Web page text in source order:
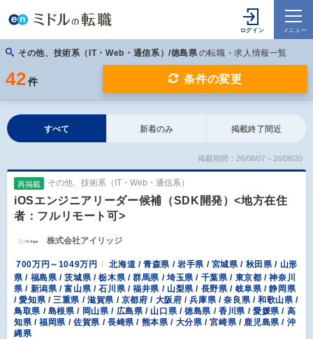
その他、技術系（IT・Web・通信系）/徳島県 の転職・求人情報一覧
42 件 条件の変更
すべて 新着のみ 掲載終了間近
掲載期間：26/08/07～26/08/20
再掲載 その他、技術系（IT・Web・通信系）
iOSエンジニアリーダー候補（SDK開発）<地方在住
者：フルリモート可>
株式会社アイリッジ
700万円～1049万円
北海道 / 青森県 / 岩手県 / 宮城県 / 秋田県 / 山形
県 / 福島県 / 茨城県 / 栃木県 / 群馬県 / 埼玉県 / 千葉県 / 東京都 / 神奈川
県 / 新潟県 / 富山県 / 石川県 / 福井県 / 山梨県 / 長野県 / 岐阜県 / 静岡県
/ 愛知県 / 三重県 / 滋賀県 / 京都府 / 大阪府 / 兵庫県 / 奈良県 / 和歌山県 /
鳥取県 / 島根県 / 岡山県 / 広島県 / 山口県 / 徳島県 / 香川県 / 愛媛県 / 高
知県 / 福岡県 / 佐賀県 / 長崎県 / 熊本県 / 大分県 / 宮崎県 / 鹿児島県 / 沖
縄県